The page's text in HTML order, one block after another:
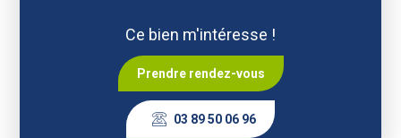
Ce bien m'intéresse !
Prendre rendez-vous
03 89 50 06 96